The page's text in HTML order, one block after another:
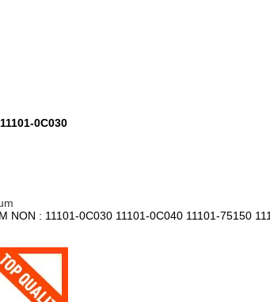
0C030
: 11101-0C030 11101-0C040 11101-75150